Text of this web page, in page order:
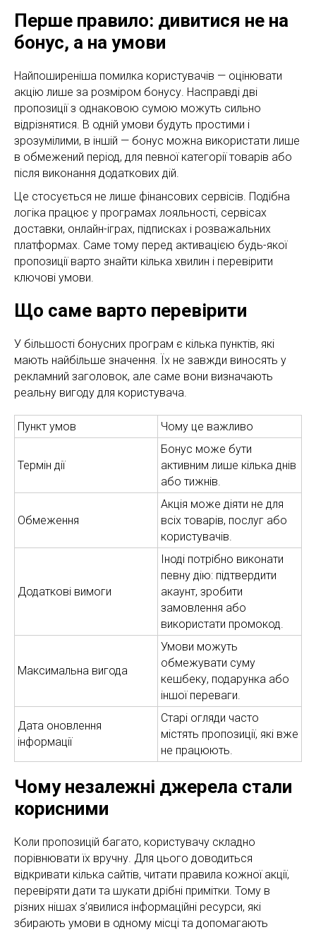
Перше правило: дивитися не на
бонус, а на умови
Найпоширеніша помилка користувачів — оцінювати
акцію лише за розміром бонусу. Насправді дві
пропозиції з однаковою сумою можуть сильно
відрізнятися. В одній умови будуть простими і
зрозумілими, в іншій — бонус можна використати лише
в обмежений період, для певної категорії товарів або
після виконання додаткових дій.
Це стосується не лише фінансових сервісів. Подібна
логіка працює у програмах лояльності, сервісах
доставки, онлайн-іграх, підписках і розважальних
платформах. Саме тому перед активацією будь-якої
пропозиції варто знайти кілька хвилин і перевірити
ключові умови.
Що саме варто перевірити
У більшості бонусних програм є кілька пунктів, які
мають найбільше значення. Їх не завжди виносять у
рекламний заголовок, але саме вони визначають
реальну вигоду для користувача.
Пункт умов Чому це важливо
Термін дії
Бонус може бути
активним лише кілька днів
або тижнів.
Обмеження
Акція може діяти не для
всіх товарів, послуг або
користувачів.
Додаткові вимоги
Іноді потрібно виконати
певну дію: підтвердити
акаунт, зробити
замовлення або
використати промокод.
Максимальна вигода
Умови можуть
обмежувати суму
кешбеку, подарунка або
іншої переваги.
Дата оновлення
інформації
Старі огляди часто
містять пропозиції, які вже
не працюють.
Чому незалежні джерела стали
корисними
Коли пропозицій багато, користувачу складно
порівнювати їх вручну. Для цього доводиться
відкривати кілька сайтів, читати правила кожної акції,
перевіряти дати та шукати дрібні примітки. Тому в
різних нішах з’явилися інформаційні ресурси, які
збирають умови в одному місці та допомагають